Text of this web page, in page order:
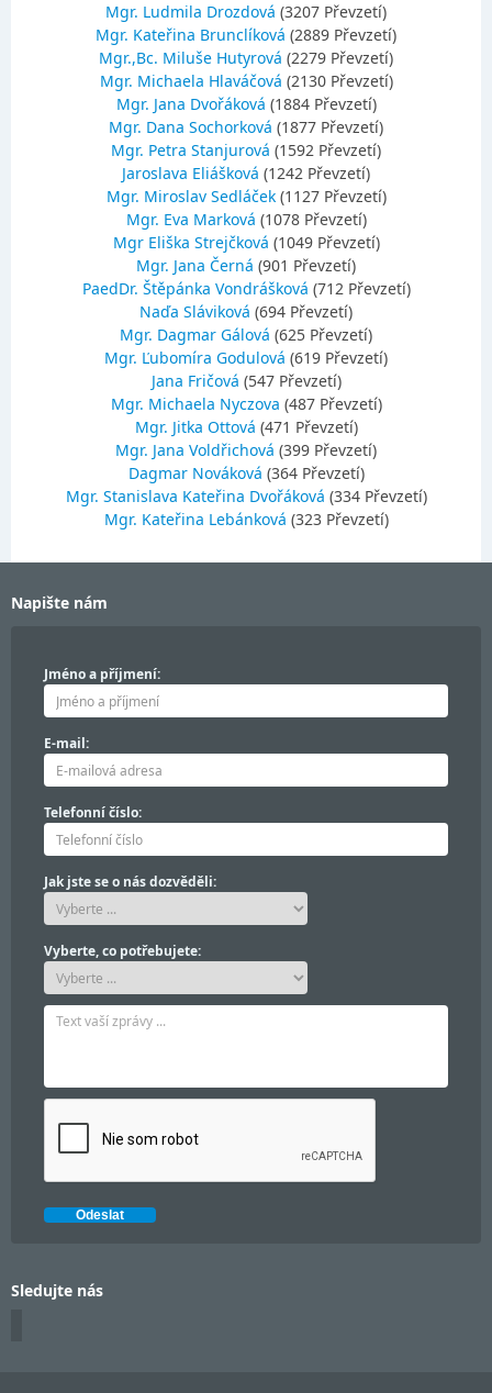
Mgr. Ludmila Drozdová (3207 Převzetí)
Mgr. Kateřina Brunclíková (2889 Převzetí)
Mgr.,Bc. Miluše Hutyrová (2279 Převzetí)
Mgr. Michaela Hlaváčová (2130 Převzetí)
Mgr. Jana Dvořáková (1884 Převzetí)
Mgr. Dana Sochorková (1877 Převzetí)
Mgr. Petra Stanjurová (1592 Převzetí)
Jaroslava Eliášková (1242 Převzetí)
Mgr. Miroslav Sedláček (1127 Převzetí)
Mgr. Eva Marková (1078 Převzetí)
Mgr Eliška Strejčková (1049 Převzetí)
Mgr. Jana Černá (901 Převzetí)
PaedDr. Štěpánka Vondrášková (712 Převzetí)
Naďa Sláviková (694 Převzetí)
Mgr. Dagmar Gálová (625 Převzetí)
Mgr. Ľubomíra Godulová (619 Převzetí)
Jana Fričová (547 Převzetí)
Mgr. Michaela Nyczova (487 Převzetí)
Mgr. Jitka Ottová (471 Převzetí)
Mgr. Jana Voldřichová (399 Převzetí)
Dagmar Nováková (364 Převzetí)
Mgr. Stanislava Kateřina Dvořáková (334 Převzetí)
Mgr. Kateřina Lebánková (323 Převzetí)
Napište nám
Jméno a příjmení:
E-mail:
Telefonní číslo:
Jak jste se o nás dozvěděli:
Vyberte, co potřebujete:
Sledujte nás